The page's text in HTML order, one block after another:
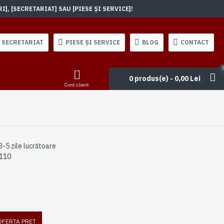
[SECRETARIAT] SAU [PIESE ȘI SERVICE]!
SECRETARIAT PIESE ȘI SERVICE BLOG CONTACT
Cont client
0 produs(e) - 0,00 Lei
5 zile lucrătoare
PRET